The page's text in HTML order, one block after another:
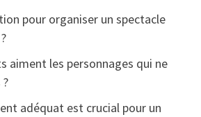
pour organiser un spectacle
aiment les personnages qui ne
adéquat est crucial pour un